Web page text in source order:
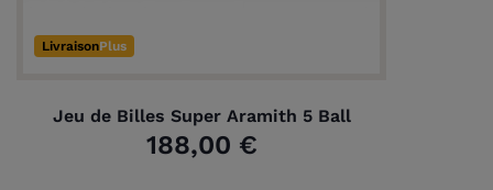
LivraisonPlus
Jeu de Billes Super Aramith 5 Ball
188,00 €